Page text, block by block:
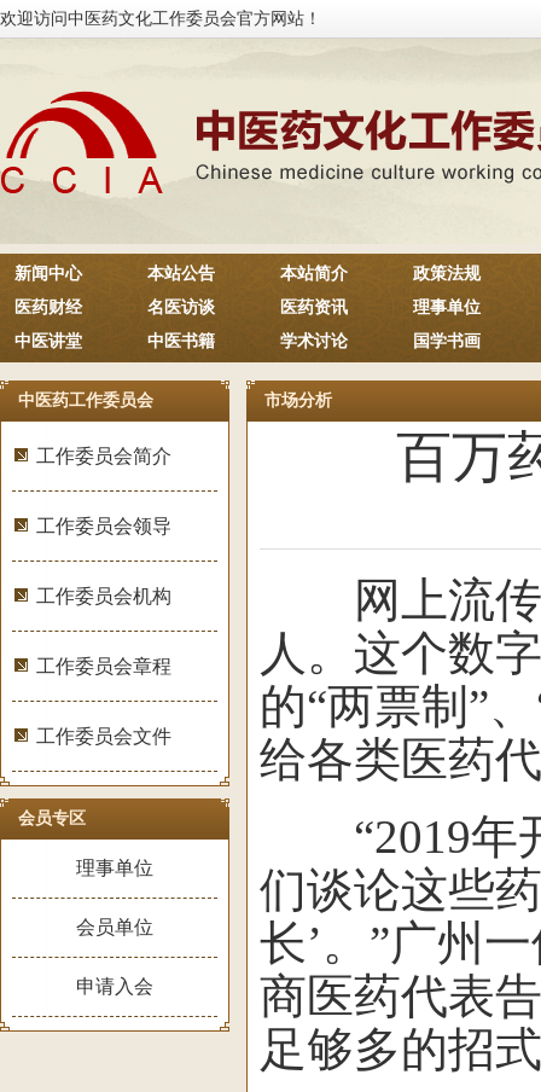
欢迎访问中医药文化工作委员会官方网站！
新闻中心 本站公告 本站简介
政策法规
医药财经
名医访谈 医药资讯
理事单位
中医讲堂
中医书籍 学术讨论 国学书画
中医药工作委员会
工作委员会简介
工作委员会领导
工作委员会机构
工作委员会章程
工作委员会文件
会员专区
理事单位
会员单位
申请入会
市场分析
百万
网上流传
人。这个数
的“两票制”
给各类医药
“2019年开
们谈论这些
长’。”广州
商医药代表
足够多的招